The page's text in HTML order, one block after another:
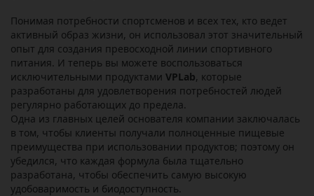
Понимая потребности спортсменов и всех тех, кто ведет
активный образ жизни, он использовал этот значительный
опыт для создания превосходной линии спортивного
питания. И теперь вы можете воспользоваться
исключительными продуктами VPLab, которые
разработаны для удовлетворения потребностей людей
регулярно работающих до предела.
Одна из главных целей основателя компании заключалась
в том, чтобы клиенты получали полноценные пищевые
преимущества при использовании продуктов; поэтому он
убедился, что каждая формула была тщательно
разработана, чтобы обеспечить самую высокую
удобоваримость и биодоступность.